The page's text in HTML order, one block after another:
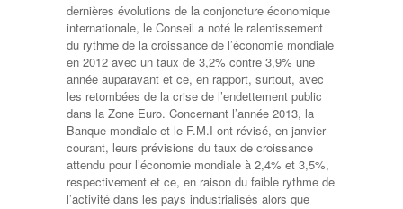
dernières évolutions de la conjoncture économique
internationale, le Conseil a noté le ralentissement
du rythme de la croissance de l’économie mondiale
en 2012 avec un taux de 3,2% contre 3,9% une
année auparavant et ce, en rapport, surtout, avec
les retombées de la crise de l’endettement public
dans la Zone Euro. Concernant l’année 2013, la
Banque mondiale et le F.M.I ont révisé, en janvier
courant, leurs prévisions du taux de croissance
attendu pour l’économie mondiale à 2,4% et 3,5%,
respectivement et ce, en raison du faible rythme de
l’activité dans les pays industrialisés alors que